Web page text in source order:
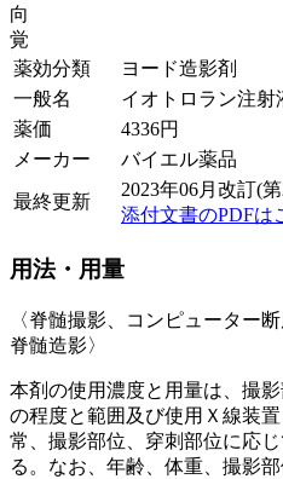
向
覚
薬効分類
ヨード造影剤
一般名
イオトロラン注射
薬価
4336円
メーカー
バイエル薬品
最終更新
2023年06月改訂(
添付文書のPDFは
用法・用量
〈脊髄撮影、コンピューター
脊髄造影〉
本剤の使用濃度と用量は、撮
の程度と範囲及び使用Ｘ線装
常、撮影部位、穿刺部位に応
る。なお、年齢、体重、撮影